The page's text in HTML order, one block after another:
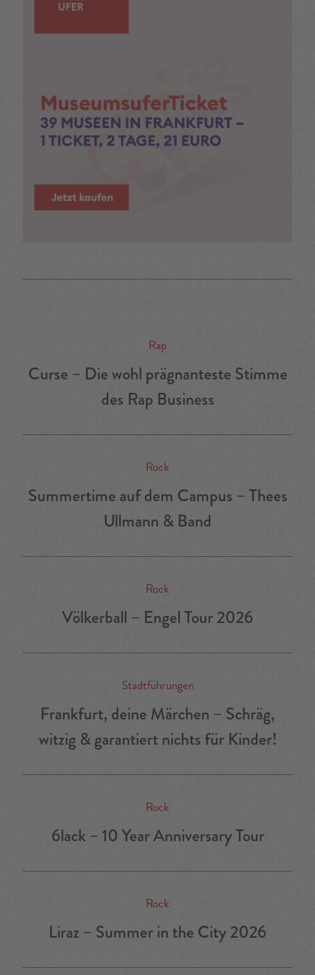
Rap
Curse – Die wohl prägnanteste Stimme
des Rap Business
Rock
Summertime auf dem Campus – Thees
Ullmann & Band
Rock
Völkerball – Engel Tour 2026
Stadtführungen
Frankfurt, deine Märchen – Schräg,
witzig & garantiert nichts für Kinder!
Rock
6lack – 10 Year Anniversary Tour
Rock
Liraz – Summer in the City 2026